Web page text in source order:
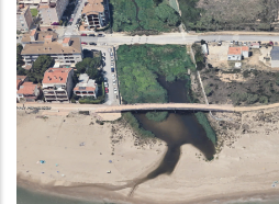
Contractació
Del Projecte I
Obres De
Terrestre De